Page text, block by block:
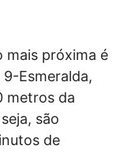
mais próxima é
Esmeralda,
metros da
são
de